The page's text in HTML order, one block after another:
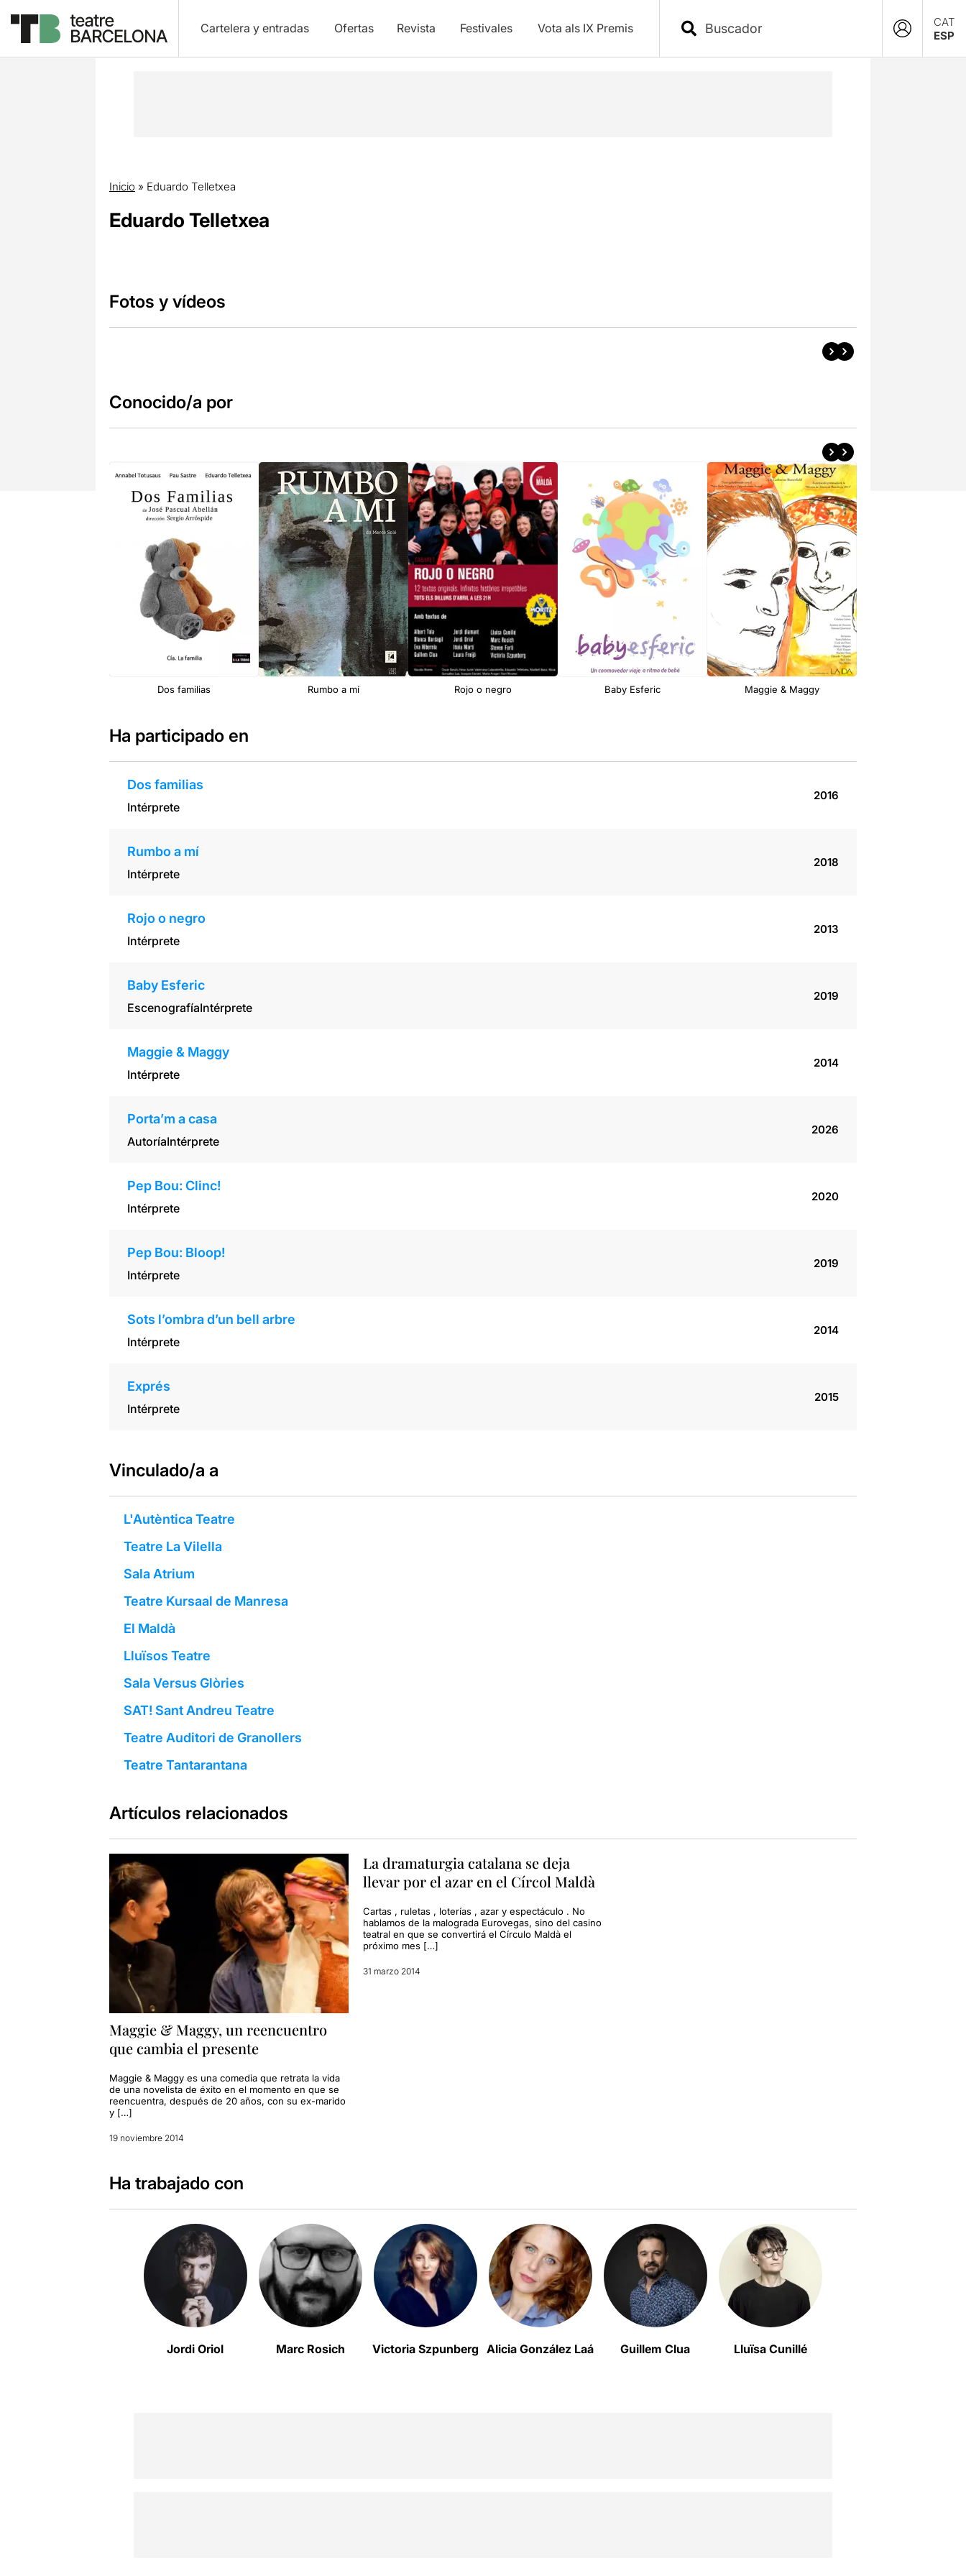
Cartelera y entradas Ofertas Revista Festivales Vota als IX Premis
CAT
ESP
Inicio » Eduardo Telletxea
Eduardo Telletxea
Fotos y vídeos
Conocido/a por
Dos familias Rumbo a mí Rojo o negro Baby Esferic Maggie & Maggy
Ha participado en
Dos familias
Intérprete
2016
Rumbo a mí
Intérprete
2018
Rojo o negro
Intérprete
2013
Baby Esferic
EscenografíaIntérprete
2019
Maggie & Maggy
Intérprete
2014
Porta’m a casa
AutoríaIntérprete
2026
Pep Bou: Clinc!
Intérprete
2020
Pep Bou: Bloop!
Intérprete
2019
Sots l’ombra d’un bell arbre
Intérprete
2014
Exprés
Intérprete
2015
Vinculado/a a
L'Autèntica Teatre
Teatre La Vilella
Sala Atrium
Teatre Kursaal de Manresa
El Maldà
Lluïsos Teatre
Sala Versus Glòries
SAT! Sant Andreu Teatre
Teatre Auditori de Granollers
Teatre Tantarantana
Artículos relacionados
Maggie & Maggy, un reencuentro
que cambia el presente
Maggie & Maggy es una comedia que retrata la vida
de una novelista de éxito en el momento en que se
reencuentra, después de 20 años, con su ex-marido
y […]
19 noviembre 2014
La dramaturgia catalana se deja
llevar por el azar en el Círcol Maldà
Cartas , ruletas , loterías , azar y espectáculo . No
hablamos de la malograda Eurovegas, sino del casino
teatral en que se convertirá el Círculo Maldà el
próximo mes […]
31 marzo 2014
Ha trabajado con
Jordi Oriol Marc Rosich Victoria Szpunberg Alicia González Laá Guillem Clua Lluïsa Cunillé